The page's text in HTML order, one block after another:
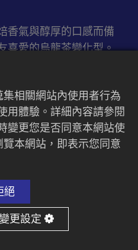
香氣與醇厚的口感而備
喜愛的烏龍茶變化型。
富且餘韻悠長。這款茶
健康茶飲的基底，為飲
的風味。
價車
相關網站內使用者行為
用體驗。詳細內容請參閱
變更您是否同意本網站使
本網站，即表示您同意
絕
變更設定